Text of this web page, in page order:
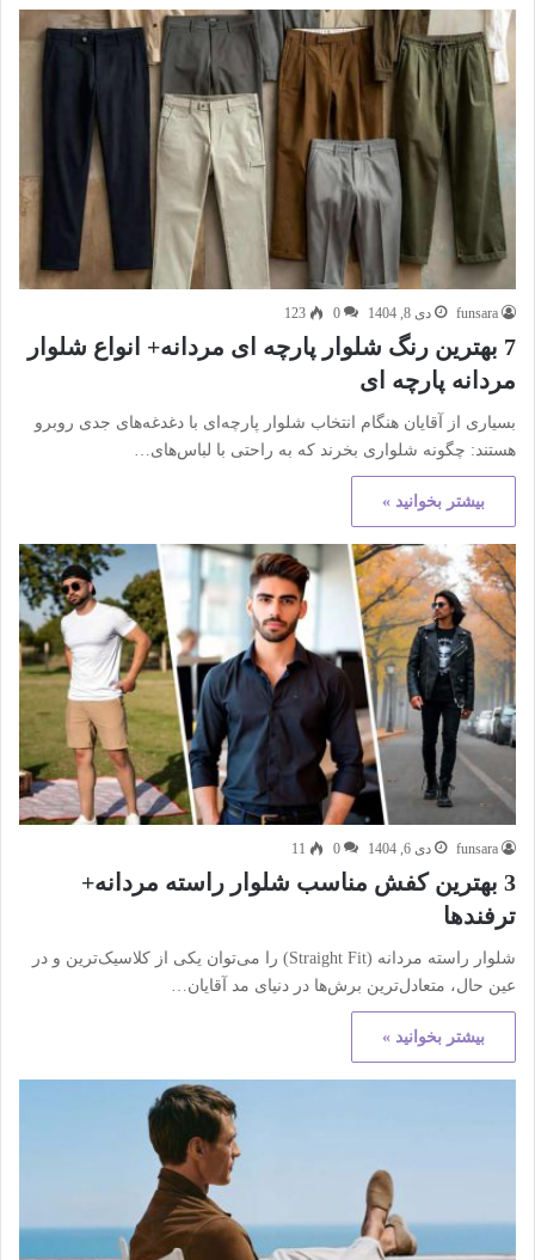
funsara دی 8, 1404 0
123
7 بهترین رنگ شلوار پارچه ای مردانه+ انواع شلوار
مردانه پارچه ای
بسیاری از آقایان هنگام انتخاب شلوار پارچه‌ای با دغدغه‌های جدی روبرو
هستند: چگونه شلواری بخرند که به راحتی با لباس‌های…
بیشتر بخوانید »
funsara دی 6, 1404 0
11
3 بهترین کفش مناسب شلوار راسته مردانه+
ترفندها
شلوار راسته مردانه (Straight Fit) را می‌توان یکی از کلاسیک‌ترین و در
عین حال، متعادل‌ترین برش‌ها در دنیای مد آقایان…
بیشتر بخوانید »